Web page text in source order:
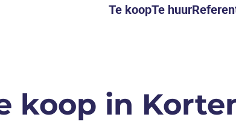
Te koopTe huur
koop in